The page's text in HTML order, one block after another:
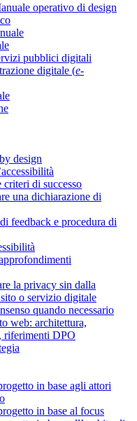
operativo di design
pubblici digitali
digitale (e-
design
di successo
una dichiarazione di
feedback e procedura di
la privacy sin dalla
o servizio digitale
quando necessario
web: architettura,
riferimenti DPO
in base agli attori
in base al focus